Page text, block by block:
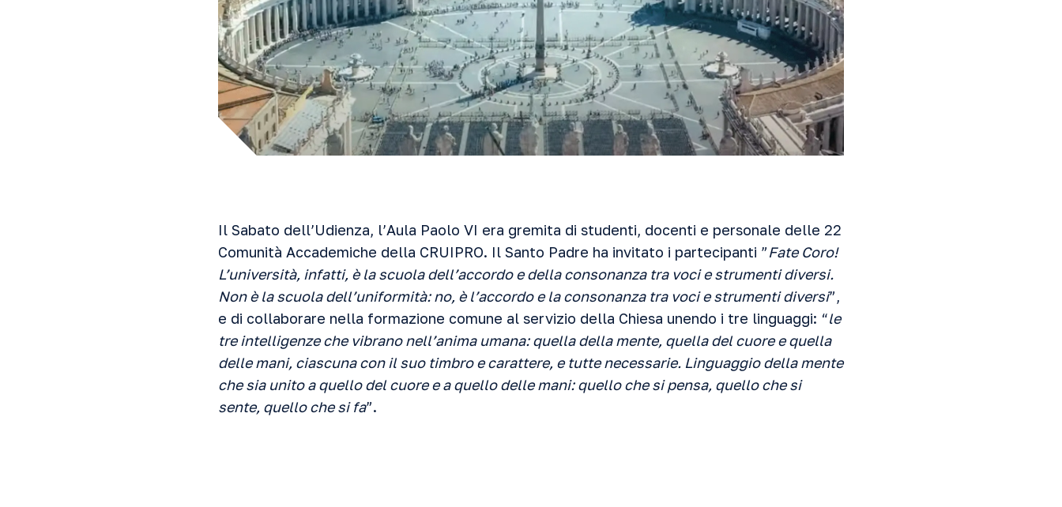
Il Sabato dell’Udienza, l’Aula Paolo VI era gremita di studenti, docenti e personale delle 22
Comunità Accademiche della CRUIPRO. Il Santo Padre ha invitato i partecipanti ”Fate Coro!
L’università, infatti, è la scuola dell’accordo e della consonanza tra voci e strumenti diversi.
Non è la scuola dell’uniformità: no, è l’accordo e la consonanza tra voci e strumenti diversi”,
e di collaborare nella formazione comune al servizio della Chiesa unendo i tre linguaggi: “le
tre intelligenze che vibrano nell’anima umana: quella della mente, quella del cuore e quella
delle mani, ciascuna con il suo timbro e carattere, e tutte necessarie. Linguaggio della mente
che sia unito a quello del cuore e a quello delle mani: quello che si pensa, quello che si
sente, quello che si fa”.